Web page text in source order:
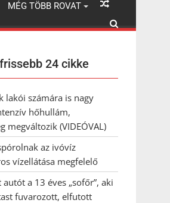
MÉG TÖBB ROVAT
24 cikke
lakói számára is nagy
hőhullám,
megváltozik (VIDEÓVAL)
az ivóvíz
vízellátása megfelelő
a 13 éves „sofőr”, aki
fuvarozott, elfutott